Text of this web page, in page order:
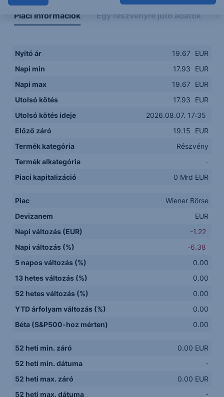
Piaci információk Egy részvényre jutó adatok
Nyitó ár 19.67
EUR
Napi min
17.93
EUR
Napi max
19.67
EUR
Utolsó kötés
17.93
EUR
Utolsó kötés ideje
2026.08.07. 17:35
Előző záró
19.15
EUR
Termék kategória
Részvény
Termék alkategória
-
Piaci kapitalizáció
0 Mrd EUR
Piac
Wiener Börse
Devizanem
EUR
Napi változás (EUR)
-1.22
Napi változás (%)
-6.38
5 napos változás (%)
0.00
13 hetes változás (%)
0.00
52 hetes változás (%)
0.00
YTD árfolyam változás (%)
0.00
Béta (S&P500-hoz mérten)
0.00
52 heti min. záró
0.00 EUR
52 heti min. dátuma
-
52 heti max. záró
0.00 EUR
52 heti max. dátuma
-